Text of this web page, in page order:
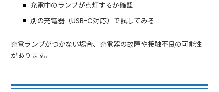
充電中のランプが点灯するか確認
別の充電器（USB-C対応）で試してみる
充電ランプがつかない場合、充電器の故障や接触不良の可能性
があります。